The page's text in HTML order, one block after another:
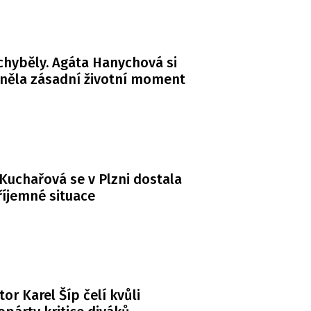
Agáta Hanychová si
zásadní životní moment
se v Plzni dostala
situace
Karel Šíp čelí kvůli